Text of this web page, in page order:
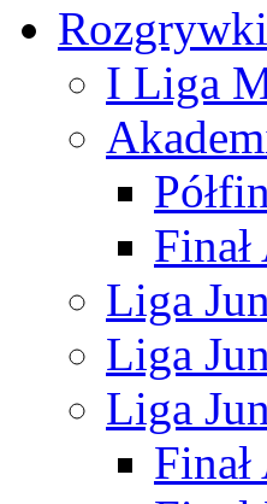
I Liga
Liga
Liga
Liga
Finał